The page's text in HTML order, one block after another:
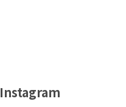
Instagram